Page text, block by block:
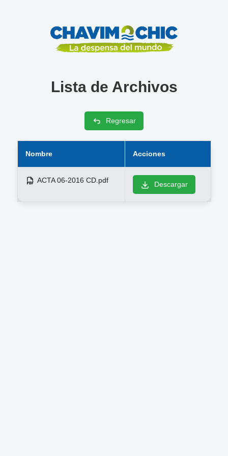
Lista de Archivos
Regresar
Nombre Acciones
ACTA 06-2016 CD.pdf Descargar